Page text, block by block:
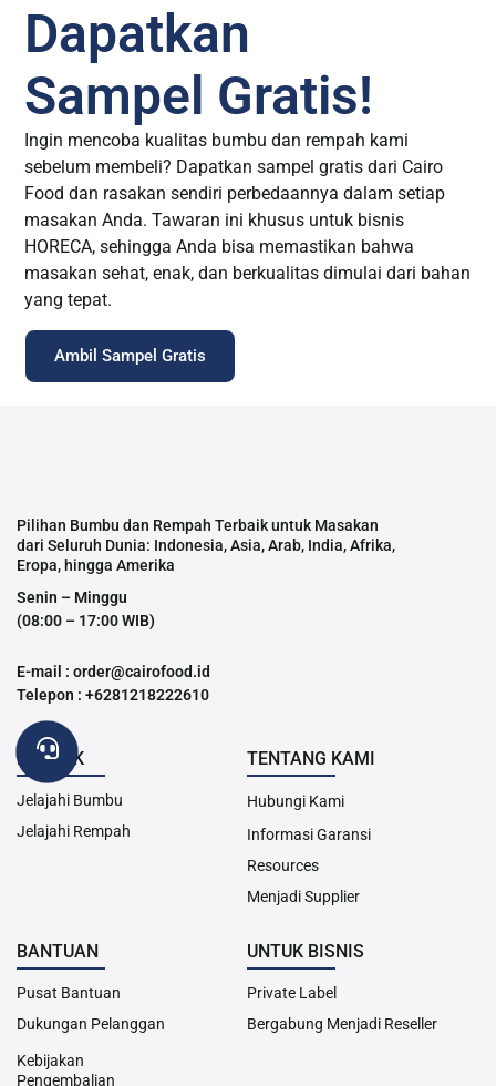
Dapatkan
Sampel Gratis!
Ingin mencoba kualitas bumbu dan rempah kami
sebelum membeli? Dapatkan sampel gratis dari Cairo
Food dan rasakan sendiri perbedaannya dalam setiap
masakan Anda. Tawaran ini khusus untuk bisnis
HORECA, sehingga Anda bisa memastikan bahwa
masakan sehat, enak, dan berkualitas dimulai dari bahan
yang tepat.
Ambil Sampel Gratis
Pilihan Bumbu dan Rempah Terbaik untuk Masakan
dari Seluruh Dunia: Indonesia, Asia, Arab, India, Afrika,
Eropa, hingga Amerika
Senin – Minggu
(08:00 – 17:00 WIB)
E-mail : order@cairofood.id
Telepon : +6281218222610
PRODUK
Jelajahi Bumbu
Jelajahi Rempah
TENTANG KAMI
Hubungi Kami
Informasi Garansi
Resources
Menjadi Supplier
BANTUAN
Pusat Bantuan
Dukungan Pelanggan
Kebijakan
Pengembalian
UNTUK BISNIS
Private Label
Bergabung Menjadi Reseller